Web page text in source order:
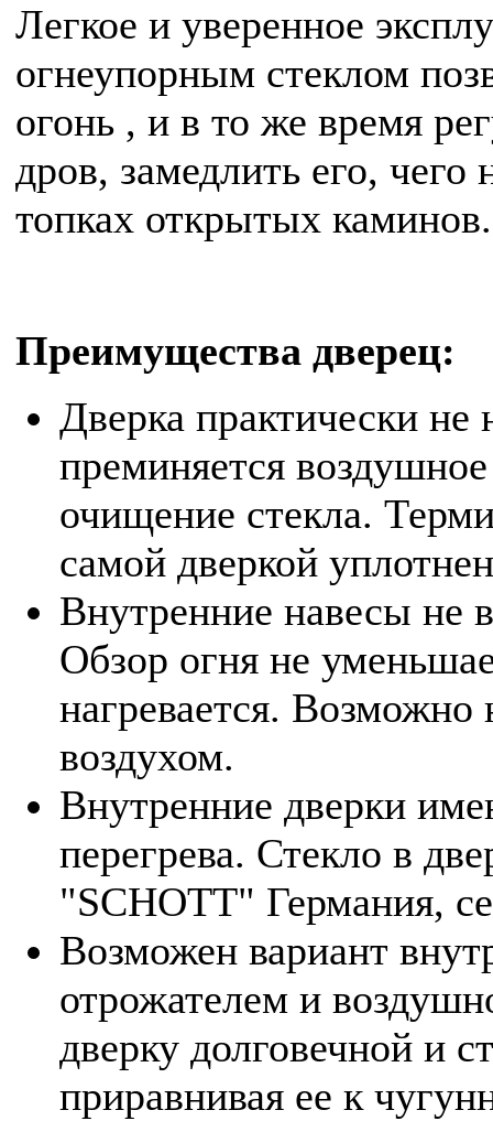
Легкое и уверенное
огнеупорным стеклом
огонь , и в то же время
дров, замедлить его,
топках открытых каминов.
Преимущества дверец:
Дверка практически не
преминяется
очищение стекла.
самой дверкой
Внутренние навесы не
Обзор огня не
нагревается.
воздухом.
Внутренние дверки
перегрева. Стекло в
"SCHOTT" Германия,
Возможен вариант
отрожателем и
дверку долговечной и
приравнивая ее к